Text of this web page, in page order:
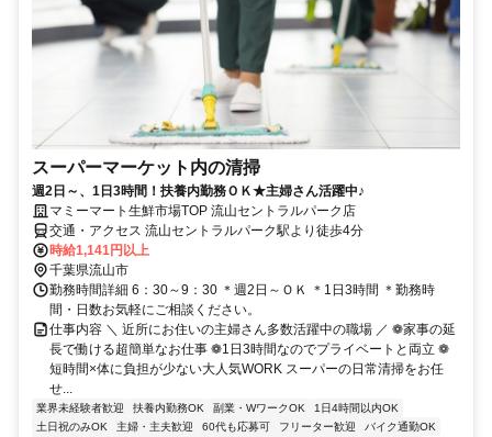
スーパーマーケット内の清掃
週2日～、1日3時間！扶養内勤務ＯＫ★主婦さん活躍中♪
マミーマート生鮮市場TOP 流山セントラルパーク店
交通・アクセス 流山セントラルパーク駅より徒歩4分
時給1,141円以上
千葉県流山市
勤務時間詳細 6：30～9：30 ＊週2日～ＯＫ ＊1日3時間 ＊勤務時
間・日数お気軽にご相談ください。
仕事内容 ＼ 近所にお住いの主婦さん多数活躍中の職場 ／ ❁家事の延
長で働ける超簡単なお仕事 ❁1日3時間なのでプライベートと両立 ❁
短時間×体に負担が少ない大人気WORK スーパーの日常清掃をお任
せ...
業界未経験者歓迎 扶養内勤務OK 副業・WワークOK
1日4時間以内OK
土日祝のみOK
主婦・主夫歓迎 60代も応募可 フリーター歓迎 バイク通勤OK